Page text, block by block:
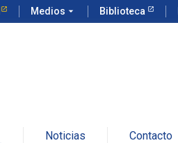
Medios arrow_drop_down Biblioteca
Noticias Contacto